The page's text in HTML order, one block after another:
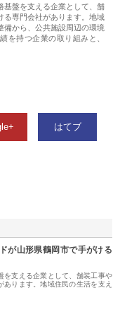
基盤を支える企業として、舗
る専門会社があります。地域
備から、公共施設周辺の環境
を持つ企業の取り組みと、
はてブ
が山形県鶴岡市で手がける
を支える企業として、舗装工事や
あります。地域住民の生活を支え